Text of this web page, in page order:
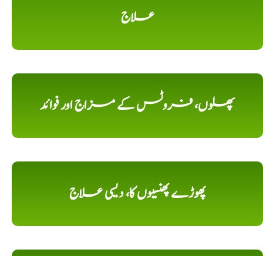
علاج
پھلوں، فروٹس کے مزاج اور فوائد
پھوڑے پھنسیوں کا، دیسی علاج